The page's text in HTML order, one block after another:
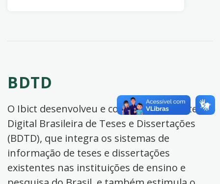
BDTD
O Ibict desenvolveu e coordena a Biblioteca
Digital Brasileira de Teses e Dissertações
(BDTD), que integra os sistemas de
informação de teses e dissertações
existentes nas instituições de ensino e